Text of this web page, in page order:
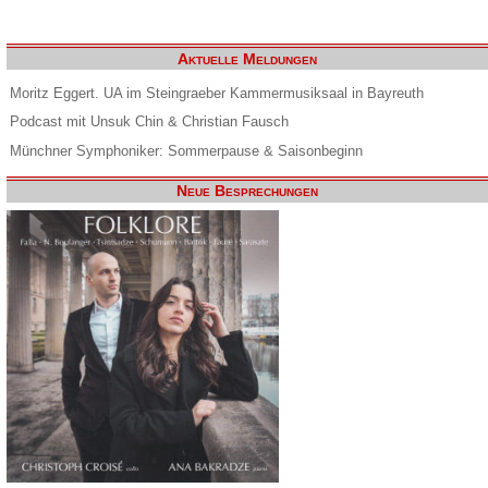
Aktuelle Meldungen
Moritz Eggert. UA im Steingraeber Kammermusiksaal in Bayreuth
Podcast mit Unsuk Chin & Christian Fausch
Münchner Symphoniker: Sommerpause & Saisonbeginn
Neue Besprechungen